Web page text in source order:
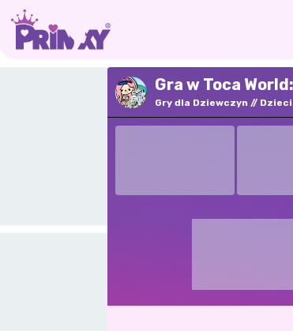
Gra w Toca
Gry dla Dziewczyn Dzieci